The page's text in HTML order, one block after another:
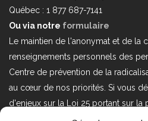
Québec : 1 877 687-7141
Ou via notre formulaire
Le maintien de l'anonymat et de la
renseignements personnels des
Centre de prévention de la
au cœur de nos priorités. Si vous
d'enjeux sur la Loi 25 portant sur
personnels dans le secteur privé,